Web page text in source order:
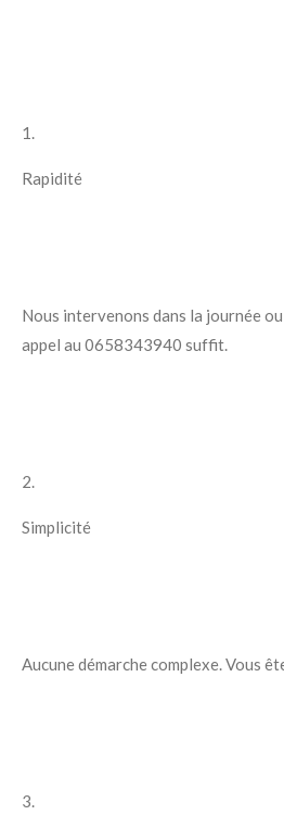
1.
Rapidité
Nous intervenons dans la journée
appel au 0658343940 suffit.
2.
Simplicité
Aucune démarche complexe. Vous
3.